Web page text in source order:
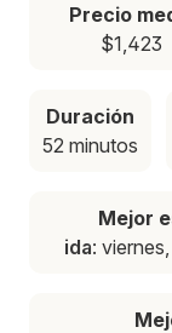
Precio
$1,423
Duración
52 minutos
Mejor
ida: viernes,